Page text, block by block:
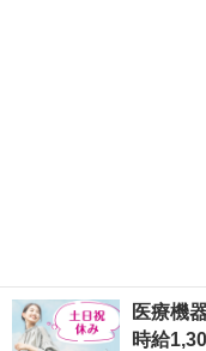
医療機
時給